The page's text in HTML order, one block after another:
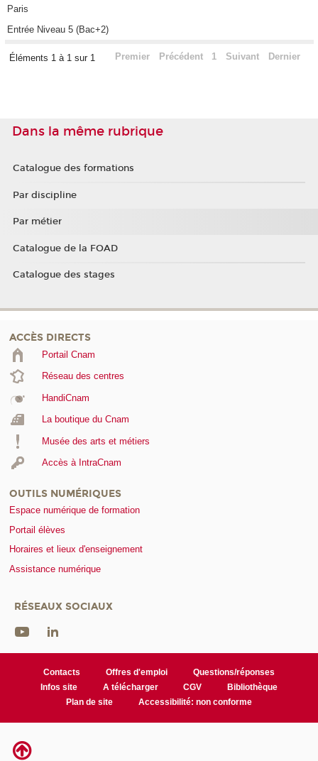
Paris
Entrée Niveau 5 (Bac+2)
Éléments 1 à 1 sur 1 Premier Précédent 1 Suivant Dernier
Dans la même rubrique
Catalogue des formations
Par discipline
Par métier
Catalogue de la FOAD
Catalogue des stages
ACCÈS DIRECTS
Portail Cnam
Réseau des centres
HandiCnam
La boutique du Cnam
Musée des arts et métiers
Accès à IntraCnam
OUTILS NUMÉRIQUES
Espace numérique de formation
Portail élèves
Horaires et lieux d'enseignement
Assistance numérique
RÉSEAUX SOCIAUX
Contacts Offres d'emploi
Questions/réponses
Infos site
A télécharger CGV
Bibliothèque
Plan de site
Accessibilité: non conforme